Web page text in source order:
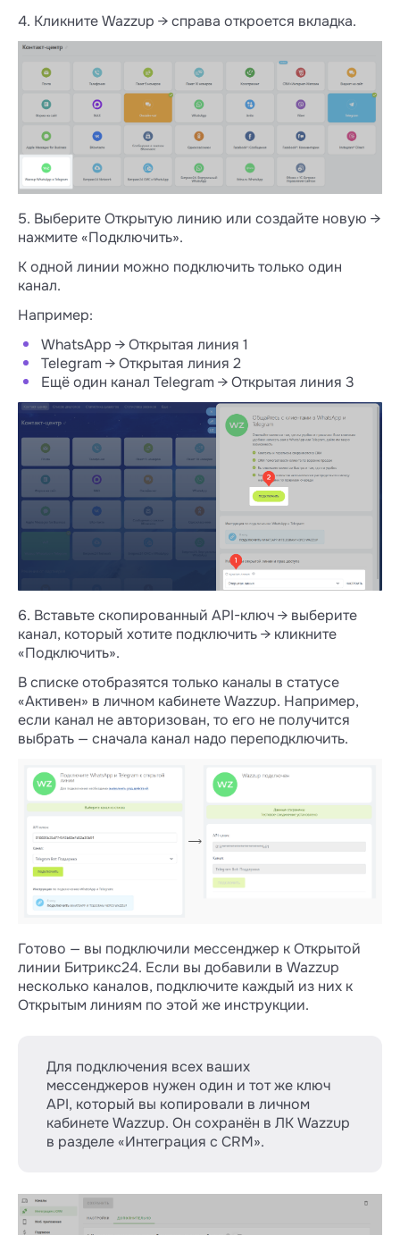
4. Кликните Wazzup → справа откроется вкладка.
5. Выберите Открытую линию или создайте новую →
нажмите «Подключить».
К одной линии можно подключить только один
канал.
Например:
WhatsApp → Открытая линия 1
Telegram → Открытая линия 2
Ещё один канал Telegram → Открытая линия 3
6. Вставьте скопированный API-ключ → выберите
канал, который хотите подключить → кликните
«Подключить».
В списке отобразятся только каналы в статусе
«Активен» в личном кабинете Wazzup. Например,
если канал не авторизован, то его не получится
выбрать — сначала канал надо переподключить.
Готово — вы подключили мессенджер к Открытой
линии Битрикс24. Если вы добавили в Wazzup
несколько каналов, подключите каждый из них к
Открытым линиям по этой же инструкции.
Для подключения всех ваших
мессенджеров нужен один и тот же ключ
API, который вы копировали в личном
кабинете Wazzup. Он сохранён в ЛК Wazzup
в разделе «Интеграция с CRM».